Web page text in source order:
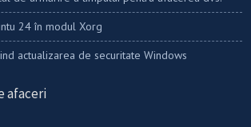
24 în modul Xorg
actualizarea de securitate Windows
afaceri